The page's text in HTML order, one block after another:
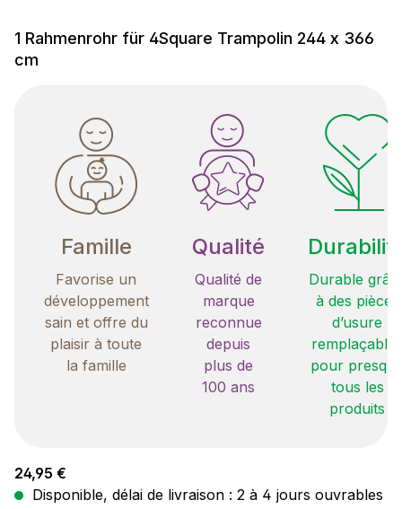
1 Rahmenrohr für 4Square Trampolin 244 x 366
cm
Famille
Favorise un
développement
sain et offre du
plaisir à toute
la famille
Qualité
Qualité de
marque
reconnue
depuis
plus de
100 ans
Durable
à des pièces
d’usure
remplaçables
pour
tous les
produits
Prix régulier :
24,95 €
Disponible, délai de livraison : 2 à 4 jours ouvrables